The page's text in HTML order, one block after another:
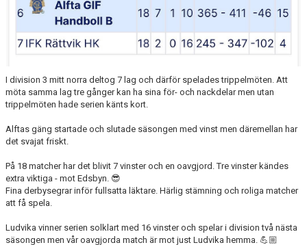
I division 3 mitt norra deltog 7 lag och därför spelades trippelmöten. Att
möta samma lag tre gånger kan ha sina för- och nackdelar men utan
trippelmöten hade serien känts kort.
Alftas gäng startade och slutade säsongen med vinst men däremellan har
det svajat friskt.
På 18 matcher har det blivit 7 vinster och en oavgjord. Tre vinster kändes
extra viktiga - mot Edsbyn. 😎
Fina derbysegrar inför fullsatta läktare. Härlig stämning och roliga matcher
att få spela.
Ludvika vinner serien solklart med 16 vinster och spelar i division två nästa
säsongen men vår oavgjorda match är mot just Ludvika hemma. 💪🏼